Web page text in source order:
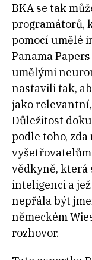
BKA se tak
programátorů,
pomocí umělé
Panama
umělými
nastavili tak,
jako
Důležitost
podle toho, zda
vědkyně, která
inteligenci a
nepřála být
německém
rozhovor.